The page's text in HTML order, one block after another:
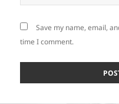
Save my name, email,
time I comment.